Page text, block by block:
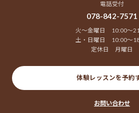
電話受付
078-842-7571
火～金曜日 10:00～
土・日曜日 10:00～
定休日 月曜日
体験レッスンを予約
お問い合わせ